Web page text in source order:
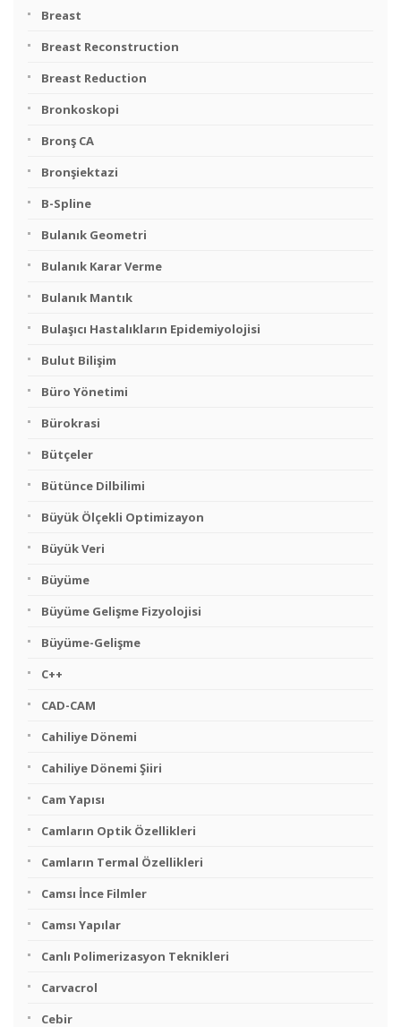
Breast
Breast Reconstruction
Breast Reduction
Bronkoskopi
Bronş CA
Bronşiektazi
B-Spline
Bulanık Geometri
Bulanık Karar Verme
Bulanık Mantık
Bulaşıcı Hastalıkların Epidemiyolojisi
Bulut Bilişim
Büro Yönetimi
Bürokrasi
Bütçeler
Bütünce Dilbilimi
Büyük Ölçekli Optimizayon
Büyük Veri
Büyüme
Büyüme Gelişme Fizyolojisi
Büyüme-Gelişme
C++
CAD-CAM
Cahiliye Dönemi
Cahiliye Dönemi Şiiri
Cam Yapısı
Camların Optik Özellikleri
Camların Termal Özellikleri
Camsı İnce Filmler
Camsı Yapılar
Canlı Polimerizasyon Teknikleri
Carvacrol
Cebir